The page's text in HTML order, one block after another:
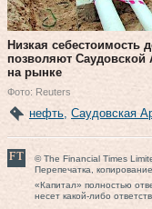
Низкая
позволяют Саудовской
на рынке
Фото: Reuters
нефть Саудовская
© The Financial Times
Перепечатка,
«Капитал» полностью
несет какой-либо